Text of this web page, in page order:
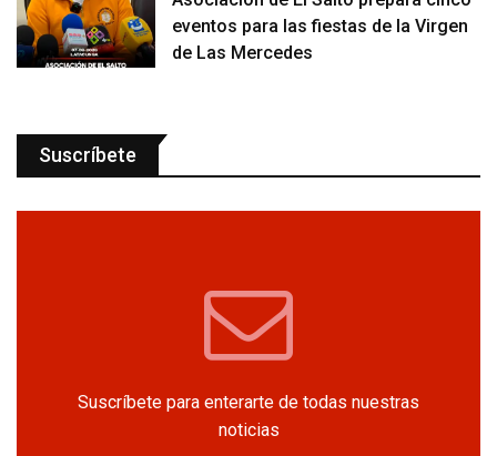
eventos para las fiestas de la Virgen
de Las Mercedes
Suscríbete
Suscríbete para enterarte de todas nuestras
noticias